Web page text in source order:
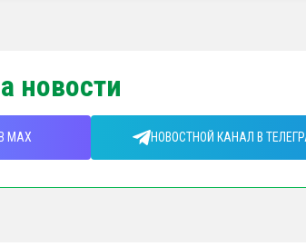
новости
MAX НОВОСТНОЙ КАНАЛ В